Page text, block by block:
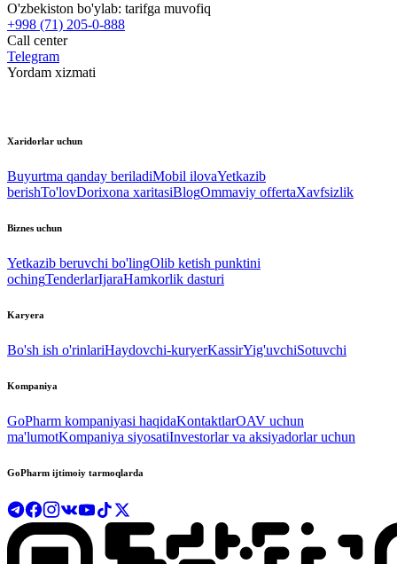
O'zbekiston bo'ylab: tarifga muvofiq
+998 (71) 205-0-888
Call center
Telegram
Yordam xizmati
Xaridorlar uchun
Buyurtma qanday beriladiMobil ilovaYetkazib
berishTo'lovDorixona xaritasiBlogOmmaviy offertaXavfsizlik
Biznes uchun
Yetkazib beruvchi bo'lingOlib ketish punktini
ochingTenderlarIjaraHamkorlik dasturi
Karyera
Bo'sh ish o'rinlariHaydovchi-kuryerKassirYig'uvchiSotuvchi
Kompaniya
GoPharm kompaniyasi haqidaKontaktlarOAV uchun
ma'lumotKompaniya siyosatiInvestorlar va aksiyadorlar uchun
GoPharm ijtimoiy tarmoqlarda